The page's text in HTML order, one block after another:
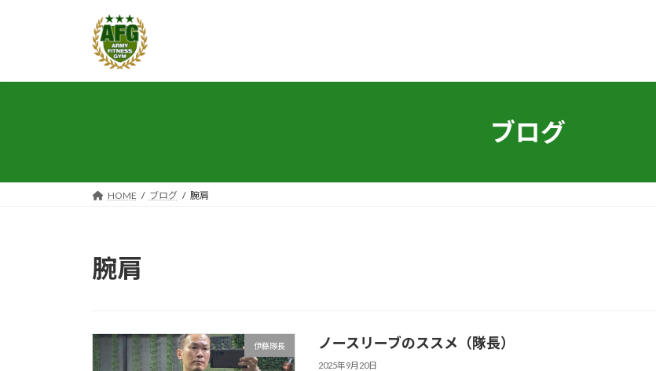
ツ
プ
シ
動
ブログ
HOME ブログ 腕肩
腕肩
伊藤隊長 ノースリーブのススメ（隊長）
2025年9月20日